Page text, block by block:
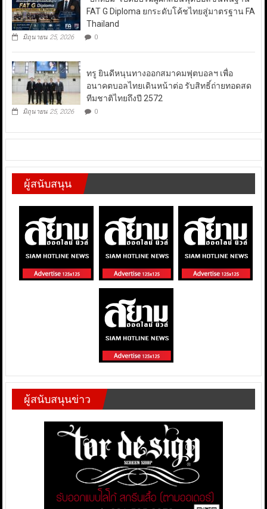
FAT G Diploma ยกระดับโค้ชไทยสู่มาตรฐาน FA
Thailand
มิถุนายน 25, 2026 0
ทรู ยินดีหนุนทางออกสมาคมฟุตบอลฯ เพื่อ
อนาคตบอลไทยเดินหน้าต่อ รับสิทธิ์ถ่ายทอดสด
ทีมชาติไทยถึงปี 2572
มิถุนายน 25, 2026 0
ผู้สนับสนุน
ผู้สนับสนุนข่าว